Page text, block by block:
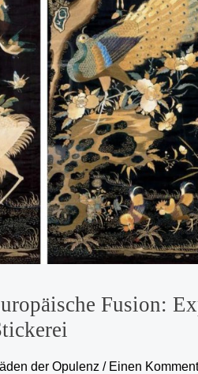
Fusion:
der Opulenz / Einen